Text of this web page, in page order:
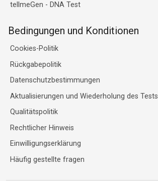
tellmeGen - DNA Test
Bedingungen und Konditionen
Cookies-Politik
Rückgabepolitik
Datenschutzbestimmungen
Aktualisierungen und Wiederholung des Tests
Qualitätspolitik
Rechtlicher Hinweis
Einwilligungserklärung
Häufig gestellte fragen